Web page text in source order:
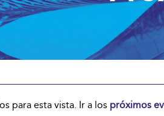
para esta vista. Ir a los próximos